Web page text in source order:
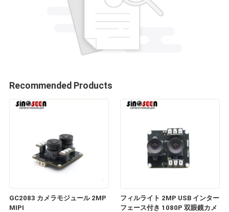
Recommended Products
GC2083 カメラモジュール 2MP
MIPI
フィルライト 2MP USB インター
フェース付き 1080P 双眼鏡カメ